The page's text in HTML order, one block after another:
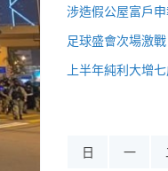
涉造假公屋富戶
足球盛會次場激
上半年純利大增
日
一